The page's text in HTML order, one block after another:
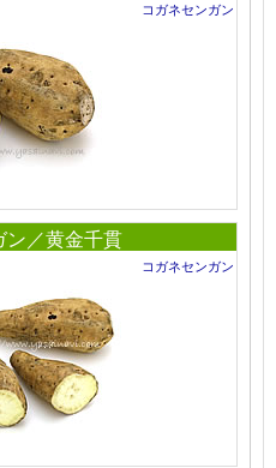
コガネセンガン
ン／黄金千貫
コガネセンガン